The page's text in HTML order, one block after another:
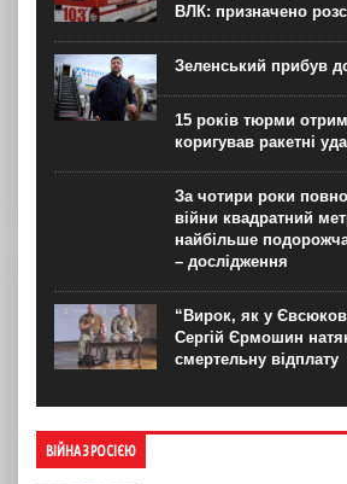
ВЛК: призначено
Зеленський прибув
15 років тюрми
коригував ракетні
За чотири роки
війни квадратний
найбільше
– дослідження
“Вирок, як у
Сергій Єрмошин
смертельну відплату
ВІЙНА З РОСІЄЮ